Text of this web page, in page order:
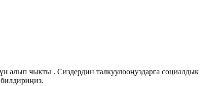
алып чыкты . Сиздердин талкуулооңуздарга социалдык